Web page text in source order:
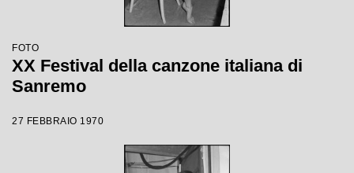
FOTO
XX Festival della canzone italiana di
Sanremo
27 FEBBRAIO 1970